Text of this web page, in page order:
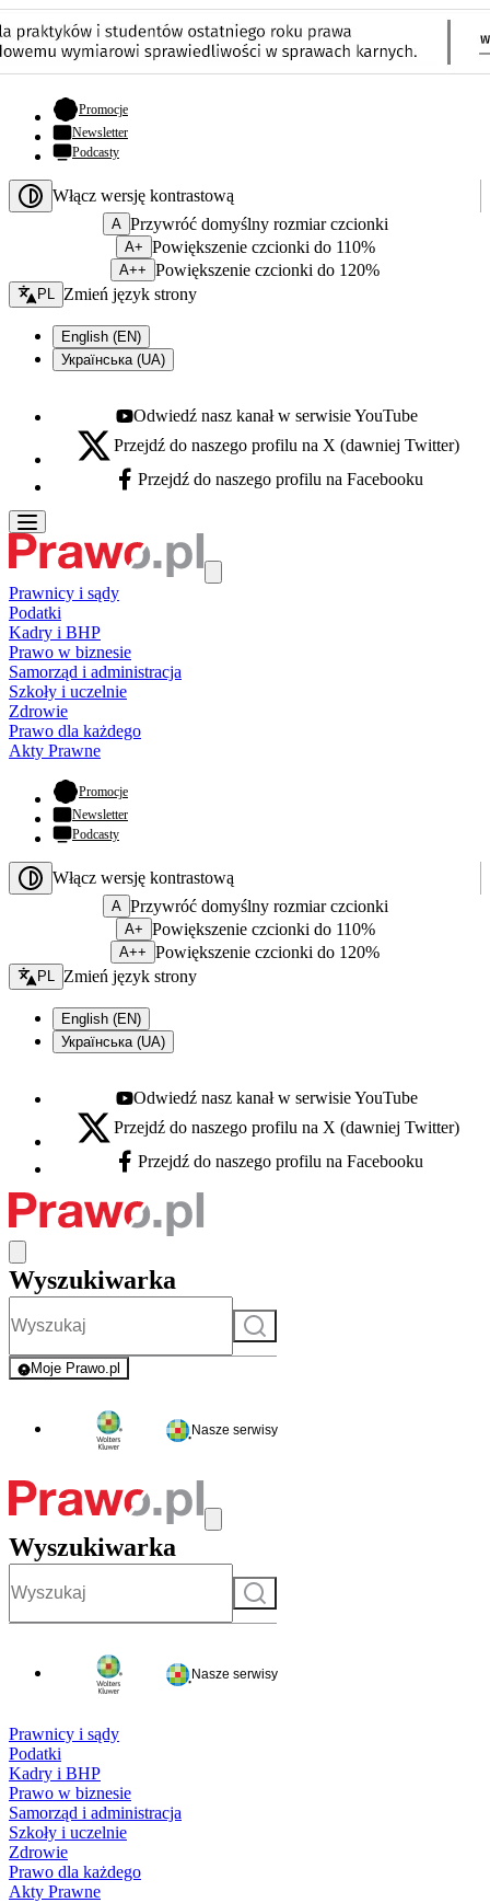
Promocje- otwiera się w nowej karcie
Newsletter
Podcasty
Włącz wersję kontrastową
A Przywróć domyślny rozmiar czcionki
A+ Powiększenie czcionki do 110%
A++ Powiększenie czcionki do 120%
Zmień język - bieżący:
PL Zmień język strony
English (EN)
Українська (UA)
Youtube - otwiera się w nowej karcie
Odwiedź nasz kanał w serwisie YouTube
X - otwiera się w nowej karcie
Przejdź do naszego profilu na X (dawniej Twitter)
Facebook - otwiera się w nowej karcie
Przejdź do naszego profilu na Facebooku
Prawnicy i sądy
Podatki
Kadry i BHP
Prawo w biznesie
Samorząd i administracja
Szkoły i uczelnie
Zdrowie
Prawo dla każdego
Akty Prawne
Promocje- otwiera się w nowej karcie
Newsletter
Podcasty
Włącz wersję kontrastową
A Przywróć domyślny rozmiar czcionki
A+ Powiększenie czcionki do 110%
A++ Powiększenie czcionki do 120%
Zmień język - bieżący:
PL Zmień język strony
English (EN)
Українська (UA)
Youtube - otwiera się w nowej karcie
Odwiedź nasz kanał w serwisie YouTube
X - otwiera się w nowej karcie
Przejdź do naszego profilu na X (dawniej Twitter)
Facebook - otwiera się w nowej karcie
Przejdź do naszego profilu na Facebooku
Wyszukiwarka
Szukaj
Moje Prawo.pl
- rejestracja i logowanie do serwisu
Nasze serwisy
Wyszukiwarka
Szukaj
Nasze serwisy
Prawnicy i sądy
Podatki
Kadry i BHP
Prawo w biznesie
Samorząd i administracja
Szkoły i uczelnie
Zdrowie
Prawo dla każdego
Akty Prawne